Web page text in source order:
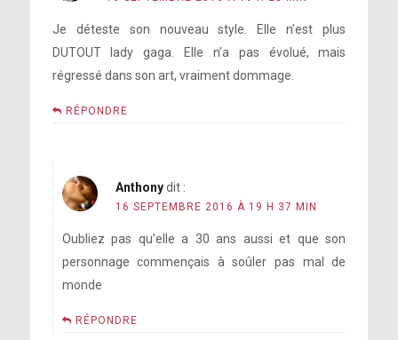
Je déteste son nouveau style. Elle n’est plus
DUTOUT lady gaga. Elle n’a pas évolué, mais
régressé dans son art, vraiment dommage.
RÉPONDRE
Anthony dit :
16 SEPTEMBRE 2016 À 19 H 37 MIN
Oubliez pas qu’elle a 30 ans aussi et que son
personnage commençais à soûler pas mal de
monde
RÉPONDRE